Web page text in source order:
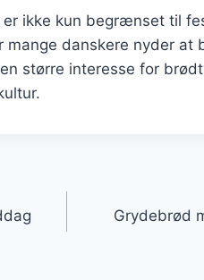
ikke kun begrænset til
danskere nyder at
større interesse for
Grydebrød